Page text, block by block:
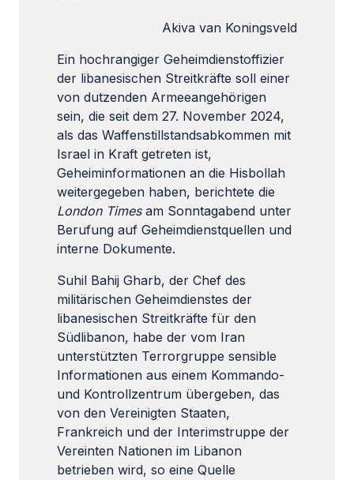
Akiva van Koningsveld
Ein hochrangiger Geheimdienstoffizier
der libanesischen Streitkräfte soll einer
von dutzenden Armeeangehörigen
sein, die seit dem 27. November 2024,
als das Waffenstillstandsabkommen mit
Israel in Kraft getreten ist,
Geheiminformationen an die Hisbollah
weitergegeben haben, berichtete die
London Timesam Sonntagabend unter
Berufung auf Geheimdienstquellen und
interne Dokumente.
Suhil Bahij Gharb, der Chef des
militärischen Geheimdienstes der
libanesischen Streitkräfte für den
Südlibanon, habe der vom Iran
unterstützten Terrorgruppe sensible
Informationen aus einem Kommando-
und Kontrollzentrum übergeben, das
von den Vereinigten Staaten,
Frankreich und der Interimstruppe der
Vereinten Nationen im Libanon
betrieben wird, so eine Quelle